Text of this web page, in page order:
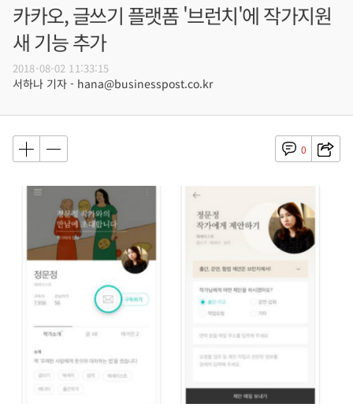
카카오, 글쓰기 플랫폼 '브런치'에 작가지원
새 기능 추가
2018-08-02 11:33:15
서하나 기자 - hana@businesspost.co.kr
0